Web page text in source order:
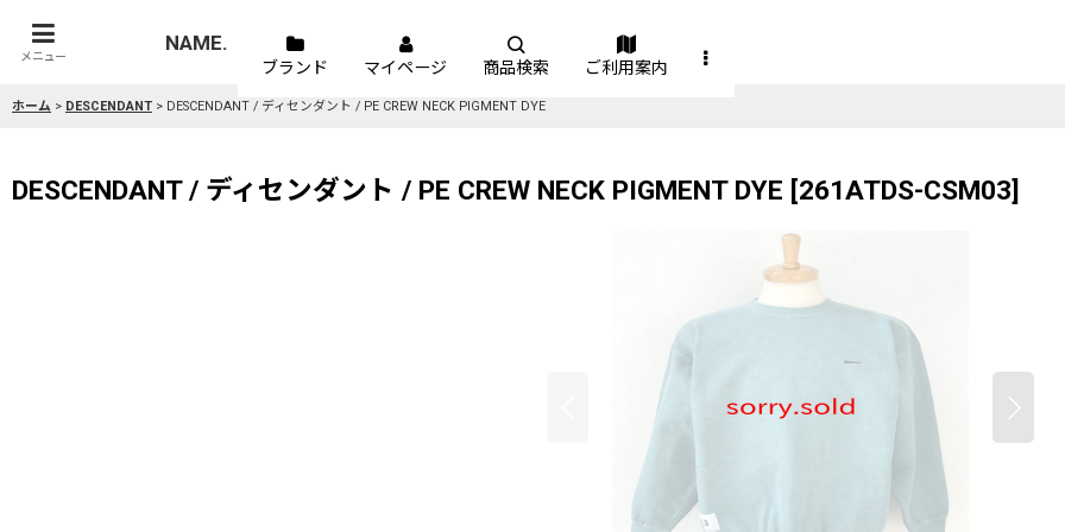
メニュー
NAME.
ブランド マイページ 商品検索 ご利用案内
ホーム > DESCENDANT > DESCENDANT / ディセンダント / PE CREW NECK PIGMENT DYE
DESCENDANT / ディセンダント / PE CREW NECK PIGMENT DYE [261ATDS-CSM03]